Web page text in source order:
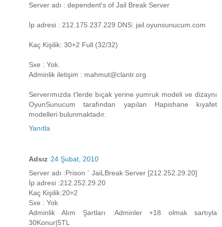
Server adı : dependent's of Jail Break Server
İp adresi : 212.175.237.229 DNS: jail.oyunsunucum.com
Kaç Kişilik: 30+2 Full (32/32)
Sxe : Yok.
Adminlik iletişim : mahmut@clantr.org
Serverımızda t'lerde bıçak yerine yumruk modeli ve dizaynı
OyunSunucum tarafından yapılan Hapishane kıyafet
modelleri bulunmaktadır.
Yanıtla
Adsız 24 Şubat, 2010
Server adı :Prison ` JaiLBreak Server [212.252.29.20]
İp adresi :212.252.29.20
Kaç Kişilik:20+2
Sxe : Yok
Adminlik Alım Şartları :Adminler +18 olmak sartıyla
30Konur|5TL